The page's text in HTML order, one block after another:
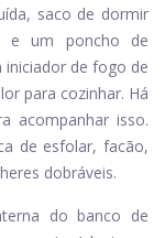
saco de dormir
e um poncho de
de fogo de
para cozinhar. Há
acompanhar isso.
de esfolar, facão,
dobráveis.
do banco de